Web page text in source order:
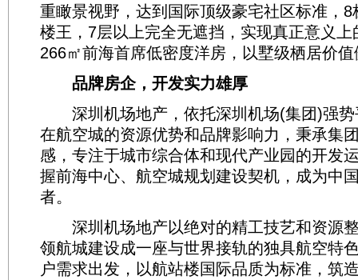
重瞰景视野，达到国际顶级豪宅社区标准，
楼王，7层以上完全无遮挡，实现真正意义
266㎡前海首席低密度洋房，以墅级栖居价
品牌房企，开发实力雄厚
深圳机场地产，依托深圳机场(集团)强势
在航空城的资源优势和品牌影响力，秉承集
感，专注于城市综合体和现代产业园的开发
握前海中心、航空城规划建设契机，成为中
者。
深圳机场地产以绝对的精工技艺和资源
领航城建设成一座与世界接轨的独具航空特
户需求出发，以航站楼国际品质为标准，筑